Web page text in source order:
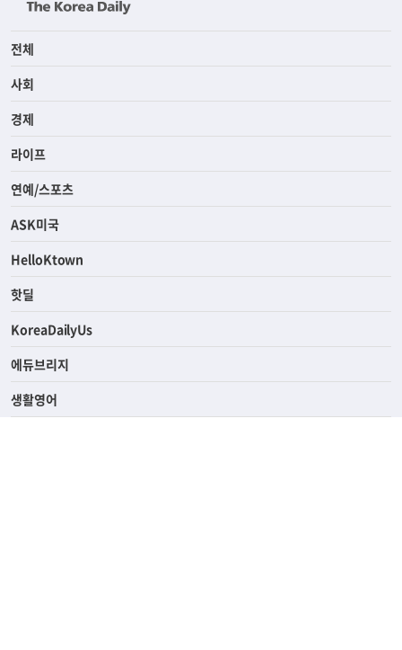
전체
사회
경제
라이프
연예/스포츠
ASK미국
HelloKtown
핫딜
KoreaDailyUs
에듀브리지
생활영어